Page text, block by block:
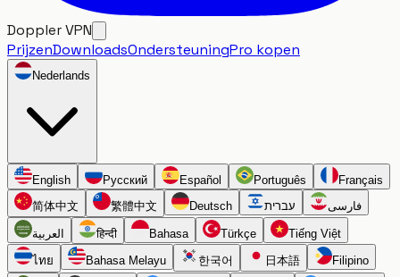
Doppler VPN
PrijzenDownloadsOndersteuningPro kopen
Nederlands
English Русский Español Português
Français
简体中文
繁體中文 Deutsch עברית فارسی
العربية हिन्दी Bahasa Türkçe
Tiếng Việt
ไทย
Bahasa Melayu 한국어 日本語 Filipino